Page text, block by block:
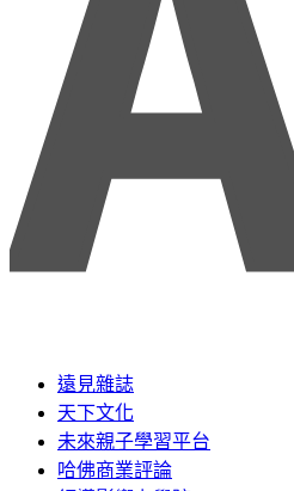
遠見雜誌
天下文化
未來親子學習平台
哈佛商業評論